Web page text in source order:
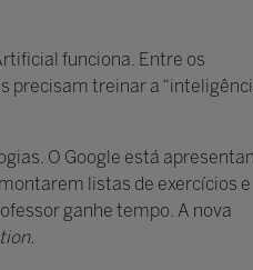
funciona. Entre os
precisam treinar a
O Google está
listas de exercícios e
ganhe tempo. A nova